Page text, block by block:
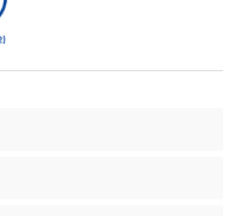
囲に限って個人情報を外
管理・機密保持について
示、内容の訂正・追加・